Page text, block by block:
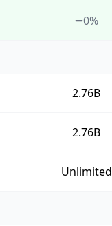
0%
2.76B
2.76B
Unlimited